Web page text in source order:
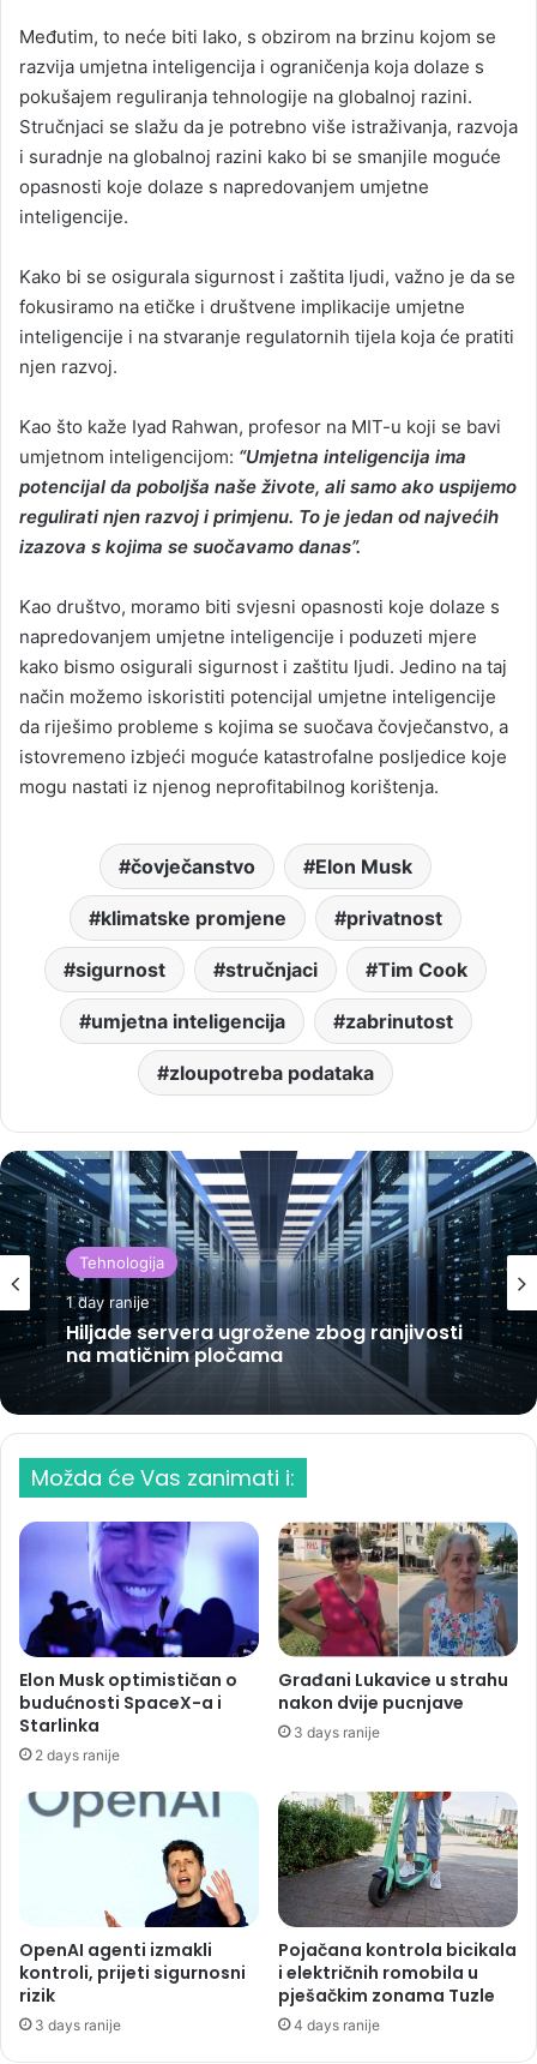
Međutim, to neće biti lako, s obzirom na brzinu kojom se
razvija umjetna inteligencija i ograničenja koja dolaze s
pokušajem reguliranja tehnologije na globalnoj razini.
Stručnjaci se slažu da je potrebno više istraživanja, razvoja
i suradnje na globalnoj razini kako bi se smanjile moguće
opasnosti koje dolaze s napredovanjem umjetne
inteligencije.
Kako bi se osigurala sigurnost i zaštita ljudi, važno je da se
fokusiramo na etičke i društvene implikacije umjetne
inteligencije i na stvaranje regulatornih tijela koja će pratiti
njen razvoj.
Kao što kaže Iyad Rahwan, profesor na MIT-u koji se bavi
umjetnom inteligencijom: “Umjetna inteligencija ima
potencijal da poboljša naše živote, ali samo ako uspijemo
regulirati njen razvoj i primjenu. To je jedan od najvećih
izazova s kojima se suočavamo danas”.
Kao društvo, moramo biti svjesni opasnosti koje dolaze s
napredovanjem umjetne inteligencije i poduzeti mjere
kako bismo osigurali sigurnost i zaštitu ljudi. Jedino na taj
način možemo iskoristiti potencijal umjetne inteligencije
da riješimo probleme s kojima se suočava čovječanstvo, a
istovremeno izbjeći moguće katastrofalne posljedice koje
mogu nastati iz njenog neprofitabilnog korištenja.
čovječanstvo Elon Musk
klimatske promjene privatnost
sigurnost stručnjaci Tim Cook
umjetna inteligencija zabrinutost
zloupotreba podataka
Tehnologija
1 day ranije
Hiljade servera ugrožene zbog ranjivosti
na matičnim pločama
Možda će Vas zanimati i:
Elon Musk optimističan o
budućnosti SpaceX-a i
Starlinka
2 days ranije
Građani Lukavice u strahu
nakon dvije pucnjave
3 days ranije
OpenAI agenti izmakli
kontroli, prijeti sigurnosni
rizik
3 days ranije
Pojačana kontrola bicikala
i električnih romobila u
pješačkim zonama Tuzle
4 days ranije